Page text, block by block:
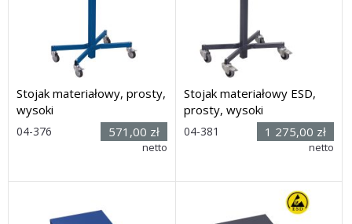
Stojak materiałowy, prosty,
wysoki
04-376 571,00 zł
netto
Dostawa: 14 dni
Stojak materiałowy ESD,
prosty, wysoki
04-381 1 275,00 zł
netto